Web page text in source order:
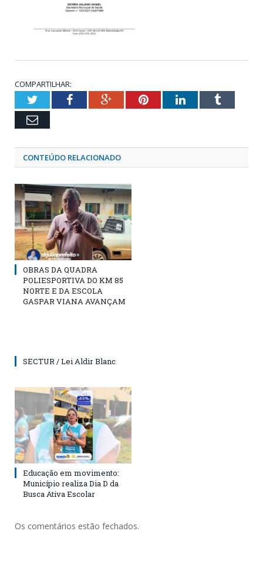
COMPARTILHAR:
TwitterFacebookGoogle+PinterestLinkedInTumblr
Email
CONTEÚDO RELACIONADO
OBRAS DA QUADRA
POLIESPORTIVA DO KM 85
NORTE E DA ESCOLA
GASPAR VIANA AVANÇAM
SECTUR / Lei Aldir Blanc
Educação em movimento:
Município realiza Dia D da
Busca Ativa Escolar
Os comentários estão fechados.